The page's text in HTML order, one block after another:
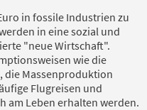
in fossile Industrien zu
in eine sozial und
"neue Wirtschaft".
wie die
Massenproduktion
Flugreisen und
am Leben erhalten werden.